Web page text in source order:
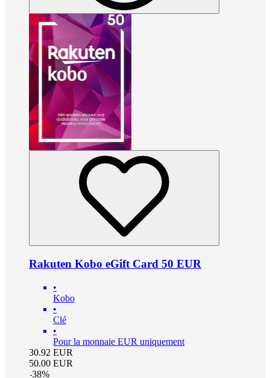
Rakuten Kobo eGift Card 50 EUR
•
Kobo
•
Clé
•
Pour la monnaie EUR uniquement
30.92 EUR
50.00 EUR
-38%